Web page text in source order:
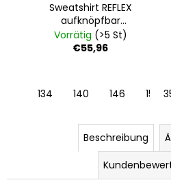
Sweatshirt REFLEX
aufknöpfbar
Outlast® - schwarz
Vorrätig (>5 St)
€55,96
134 140 146 152
Beschreibung